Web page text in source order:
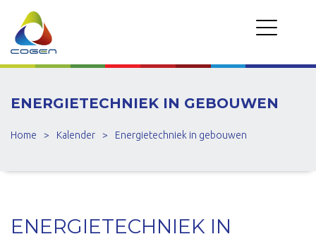
ENERGIETECHNIEK IN GEBOUWEN
Home > Kalender > Energietechniek in gebouwen
ENERGIETECHNIEK IN